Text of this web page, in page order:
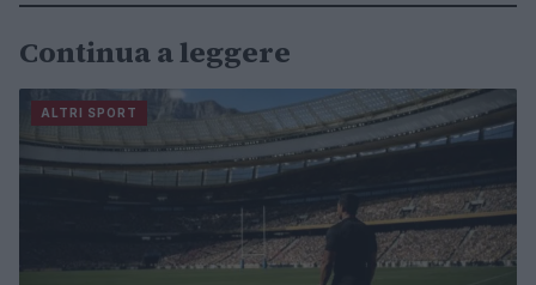
Continua a leggere
ALTRI SPORT